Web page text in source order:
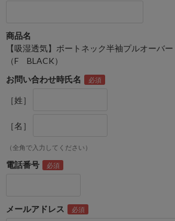
商品名
【吸湿透気】ボートネック半袖プルオーバー
（F BLACK）
お問い合わせ時氏名
［姓］
［名］
（全角で入力してください）
電話番号
メールアドレス